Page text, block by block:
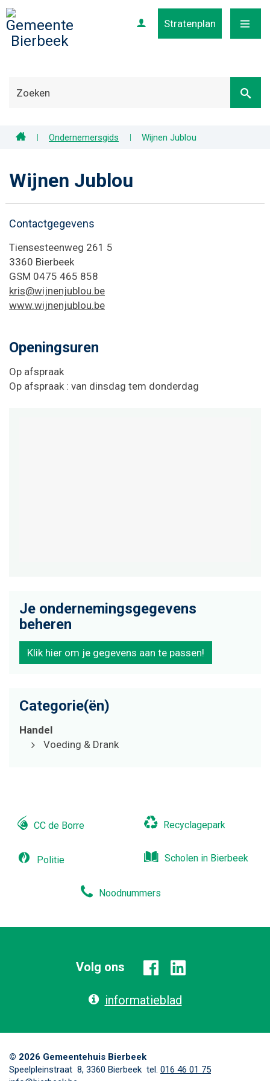
Stratenplan
Profiel
MENU
HomeOndernemersgids Wijnen Jublou
Wijnen Jublou
Contactgegevens
Adres
Tiensesteenweg 261 5
,3360 Bierbeek
GSM 0475 465 858
E-
mail
kris@wijnenjublou.be
Website
www.wijnenjublou.be
Openingsuren
Op afspraak
Op afspraak : van dinsdag tem donderdag
Je ondernemingsgegevens
beheren
Klik hier om je gegevens aan te passen!
Categorie(ën)
Handel
Voeding & Drank
CC de Borre Recyclagepark
Politie Scholen in Bierbeek
Noodnummers
Volg ons FacebookLinkedin
informatieblad
© 2026 Gemeentehuis Bierbeek
Adres
Speelpleinstraat 8, ,3360 Bierbeek tel. 016 46 01 75